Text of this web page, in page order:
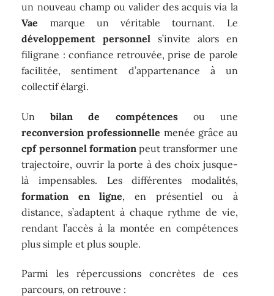
un nouveau champ ou valider des acquis via la
Vae marque un véritable tournant. Le
développement personnel s’invite alors en
filigrane : confiance retrouvée, prise de parole
facilitée, sentiment d’appartenance à un
collectif élargi.
Unbilan de compétencesou une
reconversion professionnelle menée grâce au
cpf personnel formationpeut transformer une
trajectoire, ouvrir la porte à des choix jusque-
là impensables. Les différentes modalités,
formation en ligne, en présentiel ou à
distance, s’adaptent à chaque rythme de vie,
rendant l’accès à la montée en compétences
plus simple et plus souple.
Parmi les répercussions concrètes de ces
parcours, on retrouve :